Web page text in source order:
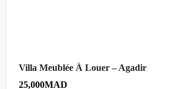
Villa Meublée À Louer – Agadir
25,000MAD